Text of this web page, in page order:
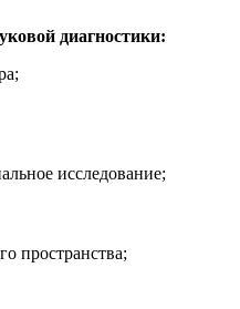
диагностики:
исследование;
пространства;